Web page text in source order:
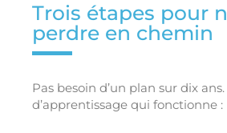
Trois étapes pour
perdre en chemin
Pas besoin d’un plan sur dix
d’apprentissage qui fonctionne :